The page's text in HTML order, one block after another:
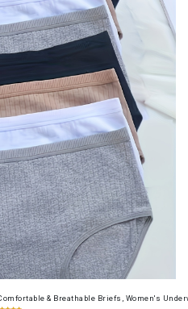
& Breathable Briefs, Women's